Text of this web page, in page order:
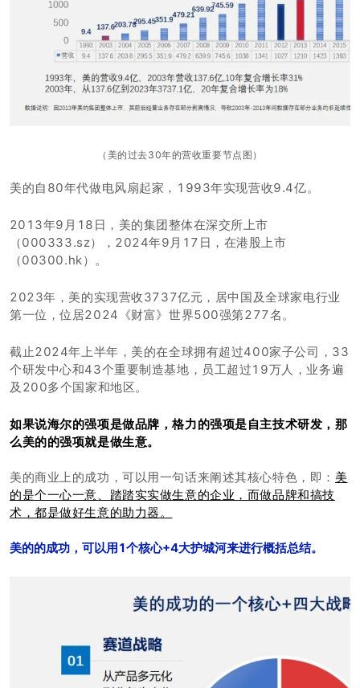
（美的过去30年的营收重要节点图）
美的自80年代做电风扇起家，1993年实现营收9.4亿。
2013年9月18日，美的集团整体在深交所上市
（000333.sz），2024年9月17日，在港股上市
（00300.hk）。
2023年，美的实现营收3737亿元，居中国及全球家电行业
第一位，位居2024《财富》世界500强第277名。
截止2024年上半年，美的在全球拥有超过400家子公司，33
个研发中心和43个重要制造基地，员工超过19万人，业务遍
及200多个国家和地区。
如果说海尔的强项是做品牌，格力的强项是自主技术研发，那
么美的的强项就是做生意。
美的商业上的成功，可以用一句话来阐述其核心特色，即： 美
的是个一心一意、踏踏实实做生意的企业，而做品牌和搞技
术，都是做好生意的助力器。
美的的成功，可以用1个核心+4大护城河来进行概括总结。